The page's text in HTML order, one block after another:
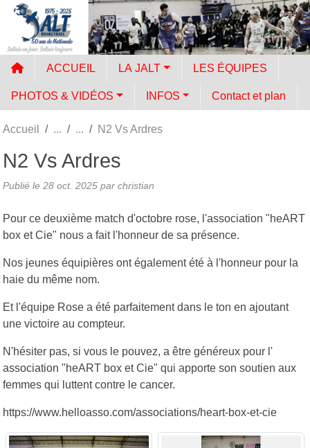
ACCUEIL LA JALT LES ÉQUIPES
PHOTOS & VIDÉOS INFOS Contact et plan
Accueil N2 Vs Ardres
N2 Vs Ardres
Publié le 28 oct. 2025 par christian
Pour ce deuxième match d'octobre rose, l'association "heART
box et Cie" nous a fait l'honneur de sa présence.
Nos jeunes équipières ont également été à l'honneur pour la
haie du même nom.
Et l'équipe Rose a été parfaitement dans le ton en ajoutant
une victoire au compteur.
N'hésiter pas, si vous le pouvez, a être généreux pour l'
association "heART box et Cie" qui apporte son soutien aux
femmes qui luttent contre le cancer.
https://www.helloasso.com/associations/heart-box-et-cie
Panneau de gestion des cookies